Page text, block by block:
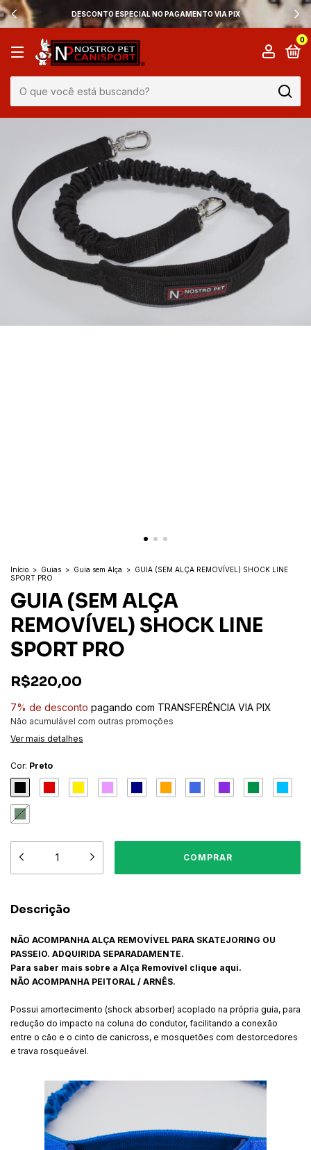
DESCONTO ESPECIAL NO PAGAMENTO VIA PIX
0
Início > Guias > Guia sem Alça > GUIA (SEM ALÇA REMOVÍVEL) SHOCK LINE
SPORT PRO
GUIA (SEM ALÇA
REMOVÍVEL) SHOCK LINE
SPORT PRO
R$220,00
7% de desconto pagando com TRANSFERÊNCIA VIA PIX
Não acumulável com outras promoções
Ver mais detalhes
Cor: Preto
Descrição
NÃO ACOMPANHA ALÇA REMOVÍVEL PARA SKATEJORING OU
PASSEIO. ADQUIRIDA SEPARADAMENTE.
Para saber mais sobre a Alça Removível clique aqui.
NÃO ACOMPANHA PEITORAL / ARNÊS.
Possui amortecimento (shock absorber) acoplado na própria guia, para
redução do impacto na coluna do condutor, facilitando a conexão
entre o cão e o cinto de canicross, e mosquetões com destorcedores
e trava rosqueável.